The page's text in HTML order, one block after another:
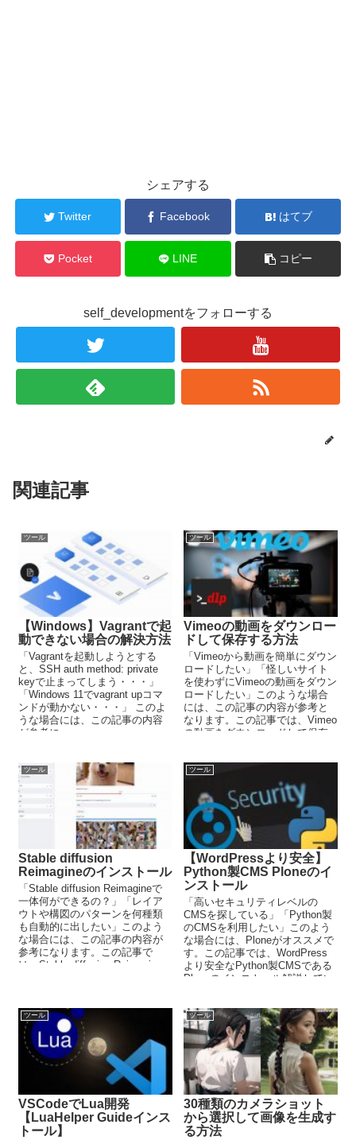
シェアする
Twitter Facebook はてブ
Pocket LINE コピー
self_developmentをフォローする
関連記事
ツール
【Windows】Vagrantで起
動できない場合の解決方法
「Vagrantを起動しようとする
と、SSH auth method: private
keyで止まってしまう・・・」
「Windows 11でvagrant upコマ
ンドが動かない・・・」 このよ
うな場合には、この記事の内容
が参考に...
ツール
Vimeoの動画をダウンロー
ドして保存する方法
「Vimeoから動画を簡単にダウン
ロードしたい」「怪しいサイト
を使わずにVimeoの動画をダウン
ロードしたい」このような場合
には、この記事の内容が参考と
なります。この記事では、Vimeo
の動画をダウンロードして保存
ツール
Stable diffusion
Reimagineのインストール
「Stable diffusion Reimagineで
一体何ができるの？」「レイア
ウトや構図のパターンを何種類
も自動的に出したい」このよう
な場合には、この記事の内容が
参考になります。この記事で
は、Stable diffusion Reimagine
ツール
【WordPressより安全】
Python製CMS Ploneのイ
ンストール
「高いセキュリティレベルの
CMSを探している」「Python製
のCMSを利用したい」このよう
な場合には、Ploneがオススメで
す。この記事では、WordPress
より安全なPython製CMSである
Ploneのインストール解説してい
ツール
VSCodeでLua開発
【LuaHelper Guideインス
トール】
ツール
30種類のカメラショット
から選択して画像を生成す
る方法